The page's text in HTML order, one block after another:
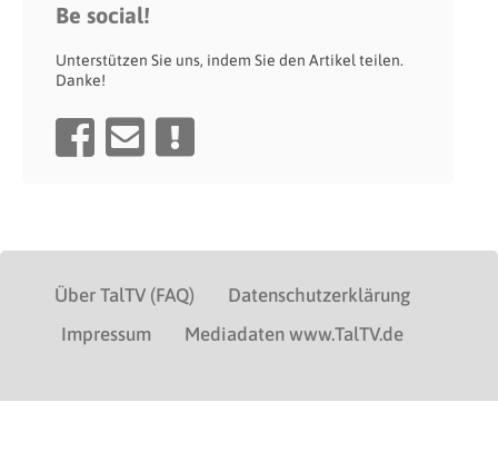
Be social!
Unterstützen Sie uns, indem Sie den Artikel teilen.
Danke!
Über TalTV (FAQ)
Datenschutzerklärung
Impressum
Mediadaten www.TalTV.de